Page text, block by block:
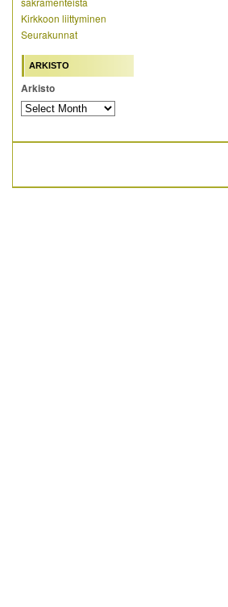
Kirkkoon liittyminen
Seurakunnat
ARKISTO
Arkisto